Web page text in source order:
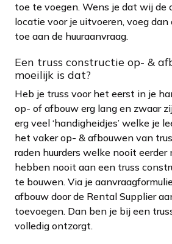
toe te voegen. Wens je dat wij de
locatie voor je uitvoeren, voeg
toe aan de huuraanvraag.
Een truss constructie op- &
moeilijk is dat?
Heb je truss voor het eerst in je
op- of afbouw erg lang en zwaar
erg veel ‘handigheidjes’ welke je
het vaker op- & afbouwen van
raden huurders welke nooit
hebben nooit aan een truss
te bouwen. Via je
afbouw door de Rental Supplier
toevoegen. Dan ben je bij een
volledig ontzorgt.